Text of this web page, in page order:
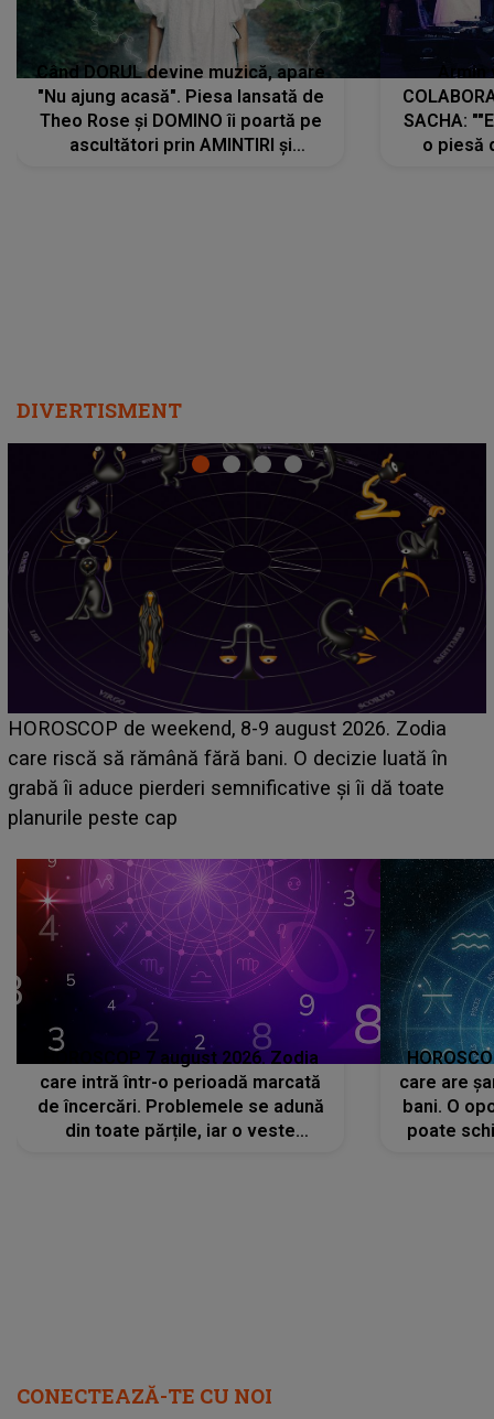
Când DORUL devine muzică, apare
"Nu ajung acasă". Piesa lansată de
Theo Rose și DOMINO îi poartă pe
ascultători prin AMINTIRI și
SACHA:
o piesă
DIVERTISMENT
Emanuel a ținut ACEST DETALIU ASCUNS până
acum! În fața Alexandrei, concurentul din Casa Iubirii
face o MĂRTURISIRE NEAȘTEPTATĂ despre mama
sa: "I-am spus și ei în față, eu nu te iubesc pentru
HOROSCOP 7 august 2026. Zodia
care intră într-o perioadă marcată
de încercări. Problemele se adună
din toate părțile, iar o veste
care are
bani. O
poate
CONECTEAZĂ-TE CU NOI